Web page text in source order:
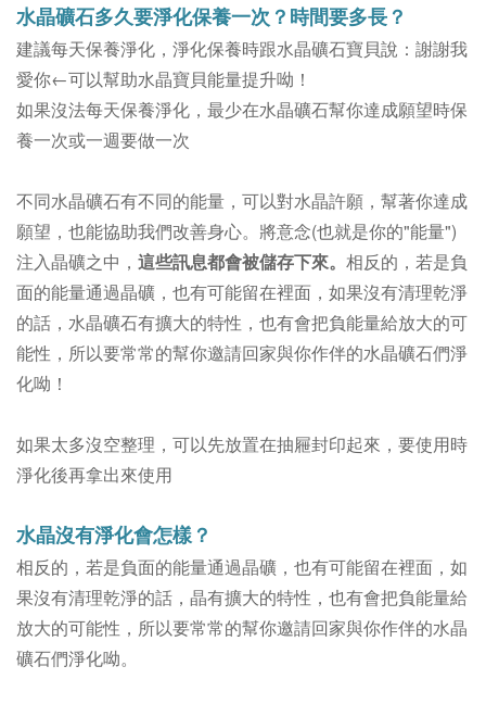
水晶礦石多久要淨化保養一次？時間要多長？
建議每天保養淨化，淨化保養時跟水晶礦石寶貝說：謝謝我
愛你←可以幫助水晶寶貝能量提升呦！
如果沒法每天保養淨化，最少在水晶礦石幫你達成願望時保
養一次或一週要做一次
不同水晶礦石有不同的能量，可以對水晶許願，幫著你達成
願望，也能協助我們改善身心。 將意念(也就是你的"能量")
注入晶礦之中， 這些訊息都會被儲存下來。 相反的，若是負
面的能量通過晶礦，也有可能留在裡面，如果沒有清理乾淨
的話， 水晶礦石有擴大的特性， 也有會把負能量給放大的可
能性，所以要常常的幫你邀請回家與你作伴的水晶礦石們淨
化呦！
如果太多沒空整理，可以先放置在抽屜封印起來，要使用時
淨化後再拿出來使用
水晶沒有淨化會怎樣？
相反的，若是負面的能量通過晶礦，也有可能留在裡面，如
果沒有清理乾淨的話，晶有擴大的特性， 也有會把負能量給
放大的可能性，所以要常常的幫你邀請回家與你作伴的水晶
礦石們淨化呦。